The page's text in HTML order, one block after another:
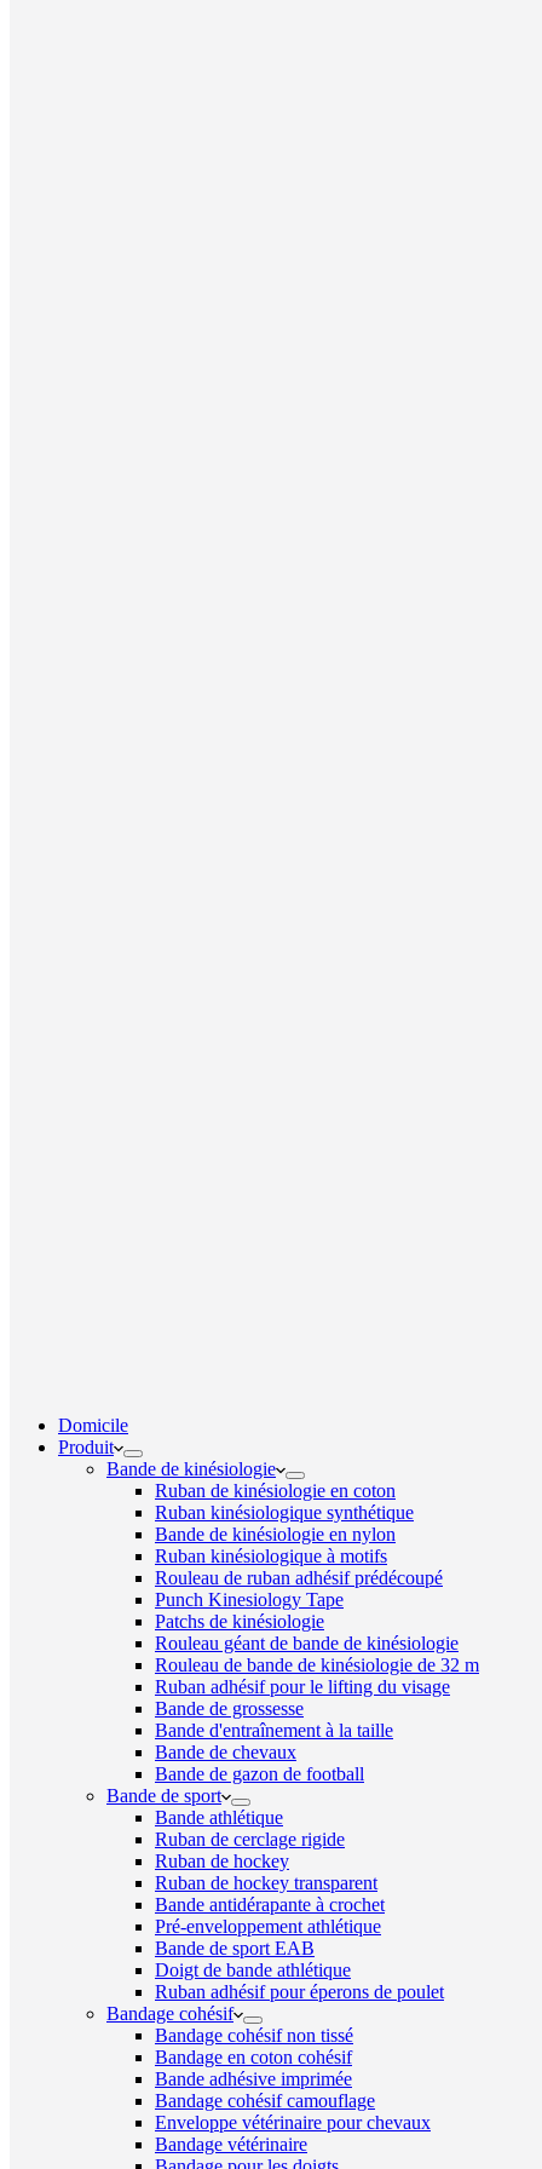
Domicile
Produit
Bande de kinésiologie
Ruban de kinésiologie en coton
Ruban kinésiologique synthétique
Bande de kinésiologie en nylon
Ruban kinésiologique à motifs
Rouleau de ruban adhésif prédécoupé
Punch Kinesiology Tape
Patchs de kinésiologie
Rouleau géant de bande de kinésiologie
Rouleau de bande de kinésiologie de 32 m
Ruban adhésif pour le lifting du visage
Bande de grossesse
Bande d'entraînement à la taille
Bande de chevaux
Bande de gazon de football
Bande de sport
Bande athlétique
Ruban de cerclage rigide
Ruban de hockey
Ruban de hockey transparent
Bande antidérapante à crochet
Pré-enveloppement athlétique
Bande de sport EAB
Doigt de bande athlétique
Ruban adhésif pour éperons de poulet
Bandage cohésif
Bandage cohésif non tissé
Bandage en coton cohésif
Bande adhésive imprimée
Bandage cohésif camouflage
Enveloppe vétérinaire pour chevaux
Bandage vétérinaire